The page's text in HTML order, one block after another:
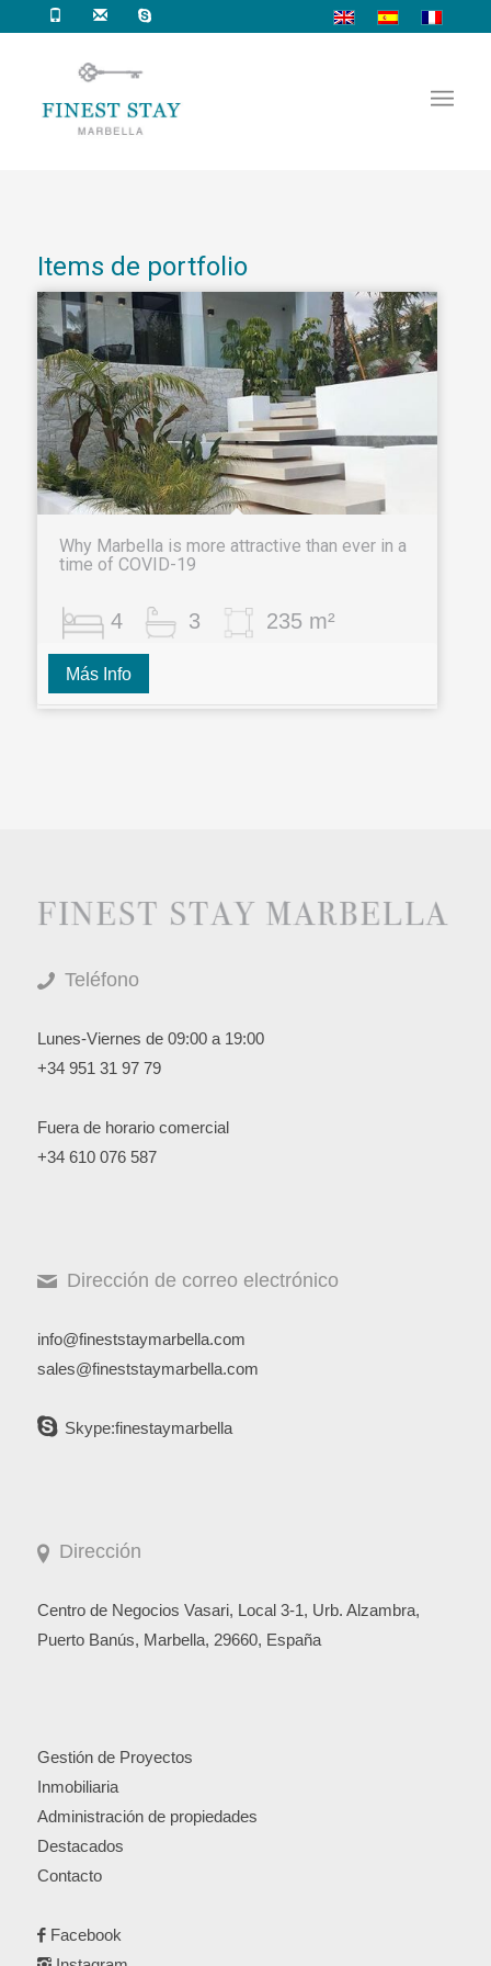
Items de portfolio
Why Marbella is more attractive than ever in a
time of COVID-19
4 3 235 m²
Más Info
Teléfono
Lunes-Viernes de 09:00 a 19:00
+34 951 31 97 79
Fuera de horario comercial
+34 610 076 587
Dirección de correo electrónico
info@fineststaymarbella.com
sales@fineststaymarbella.com
Skype:finestaymarbella
Dirección
Centro de Negocios Vasari, Local 3-1, Urb. Alzambra,
Puerto Banús, Marbella, 29660, España
Gestión de Proyectos
Inmobiliaria
Administración de propiedades
Destacados
Contacto
Facebook